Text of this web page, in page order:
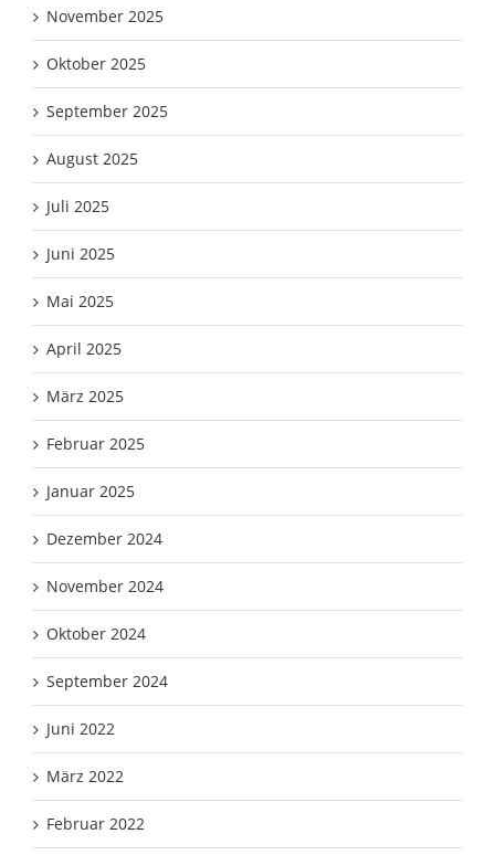
November 2025
Oktober 2025
September 2025
August 2025
Juli 2025
Juni 2025
Mai 2025
April 2025
März 2025
Februar 2025
Januar 2025
Dezember 2024
November 2024
Oktober 2024
September 2024
Juni 2022
März 2022
Februar 2022